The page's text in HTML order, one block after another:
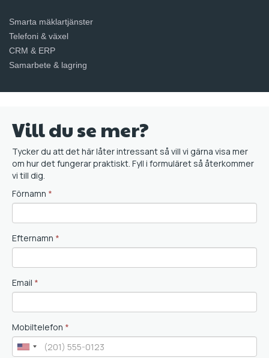
Smarta mäklartjänster
Telefoni & växel
CRM & ERP
Samarbete & lagring